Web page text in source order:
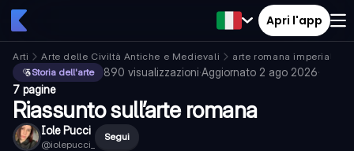
Apri l'app
Arti Arte delle Civiltà Antiche e Medievali
arte romana imperiale
Storia dell'arte
890 visualizzazioni·Aggiornato 2 ago 2026·
7 pagine
Riassunto sull’arte romana
Iole Pucci
@iolepucci_
Segui